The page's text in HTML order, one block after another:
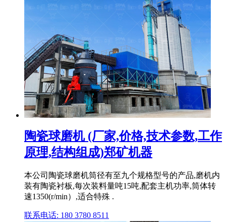
陶瓷球磨机 (厂家,价格,技术参数,工作
原理,结构组成)郑矿机器
本公司陶瓷球磨机筒径有至九个规格型号的产品,磨机内
装有陶瓷衬板,每次装料量吨15吨,配套主机功率,筒体转
速1350(r/min）,适合特殊 .
联系电话: 180 3780 8511